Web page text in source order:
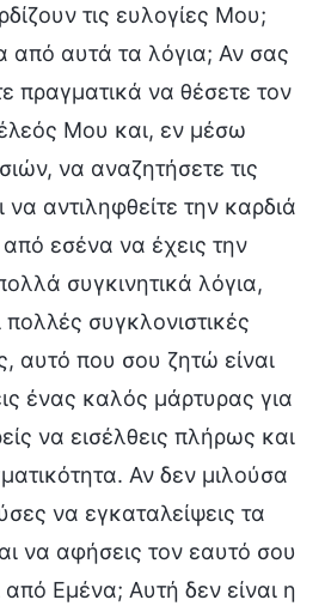
τις ευλογίες Μου;
από αυτά τα λόγια; Αν σας
πραγματικά να θέσετε τον
Μου και, εν μέσω
να αναζητήσετε τις
αντιληφθείτε την καρδιά
εσένα να έχεις την
συγκινητικά λόγια,
συγκλονιστικές
αυτό που σου ζητώ είναι
ένας καλός μάρτυρας για
να εισέλθεις πλήρως και
Αν δεν μιλούσα
να εγκαταλείψεις τα
να αφήσεις τον εαυτό σου
από Εμένα; Αυτή δεν είναι η